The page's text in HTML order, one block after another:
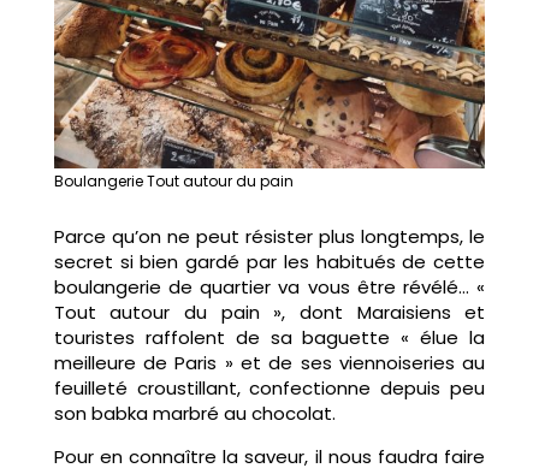
Boulangerie Tout autour du pain
Parce qu’on ne peut résister plus longtemps, le
secret si bien gardé par les habitués de cette
boulangerie de quartier va vous être révélé… «
Tout autour du pain », dont Maraisiens et
touristes raffolent de sa baguette « élue la
meilleure de Paris » et de ses viennoiseries au
feuilleté croustillant, confectionne depuis peu
son babka marbré au chocolat.
Pour en connaître la saveur, il nous faudra faire